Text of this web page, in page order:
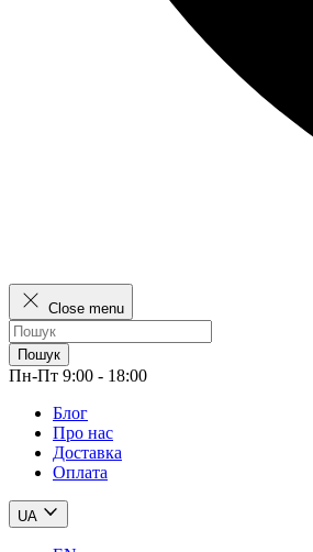
Close menu
Пошук
Пн-Пт 9:00 - 18:00
Блог
Про нас
Доставка
Оплата
UA